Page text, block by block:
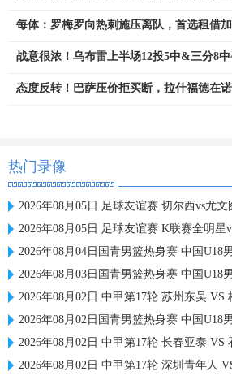
每体：罗梅罗向热刺施压离队，首选租借
战意很浓！乌布雷上半场12投5中&三分8
态度反转！巴萨压价拒买断，拉什福德在
热门录像
2026年08月05日 足球友谊赛 切尔西vs尤
2026年08月05日 足球友谊赛 K联赛全明星
2026年08月04日国青男篮热身赛 中国U18男篮 - 加拿
2026年08月03日国青男篮热身赛 中国U18男篮
2026年08月02日 中甲第17轮 苏州东吴 VS
2026年08月02日国青男篮热身赛 中国U18男篮 -
2026年08月02日 中甲第17轮 长春亚泰 VS
2026年08月02日 中甲第17轮 深圳青年人